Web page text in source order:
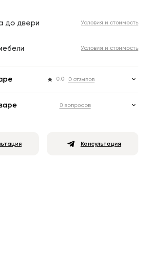
до двери Условия и стоимость
Условия и стоимость
0.0 0 отзывов
0 вопросов
Консультация